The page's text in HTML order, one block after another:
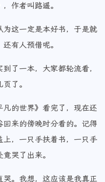
，作者叫路遥。
这一定是本好书，于是就
有人预借呢。
了一本，大家都轮流看，
了。
的世界》看完了，现在还
来的傍晚时分看的。记得
上，一只手扶着书，一只手
哭了出来。
。我想，这应该是我真正